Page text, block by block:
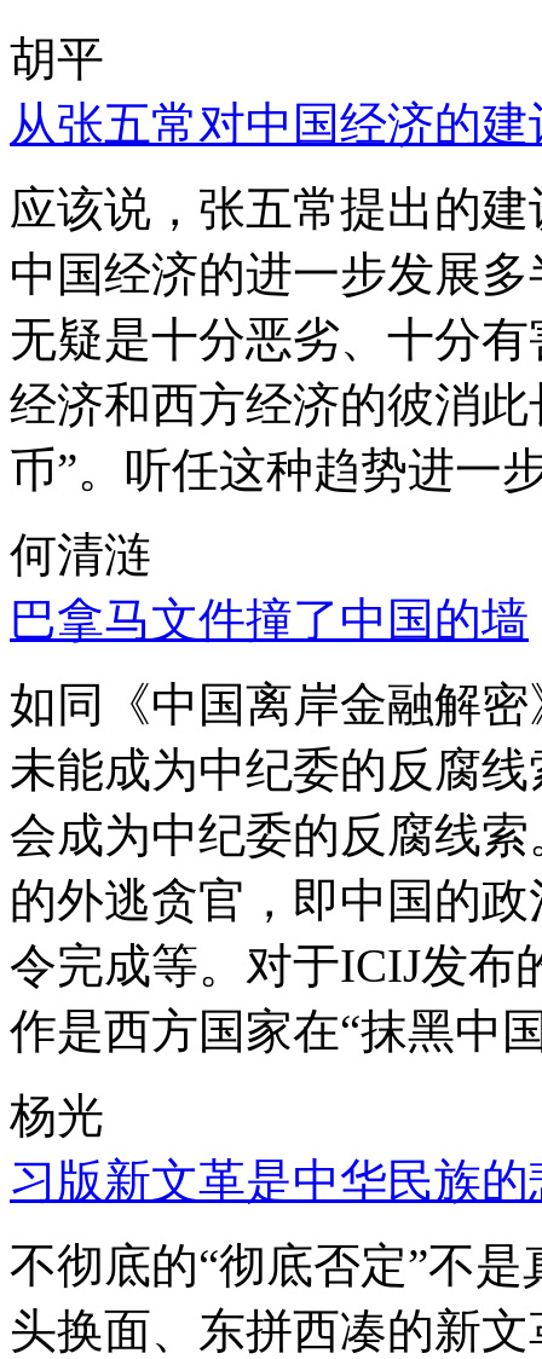
胡平
从张五常对中国经济的
应该说，张五常提出的
中国经济的进一步发展
无疑是十分恶劣、十分
经济和西方经济的彼消
币”。听任这种趋势进一
何清涟
巴拿马文件撞了中国的墙
如同《中国离岸金融解
未能成为中纪委的反腐
会成为中纪委的反腐线
的外逃贪官，即中国的
令完成等。对于ICIJ发布
作是西方国家在“抹黑中
杨光
习版新文革是中华民族的
不彻底的“彻底否定”不
头换面、东拼西凑的新